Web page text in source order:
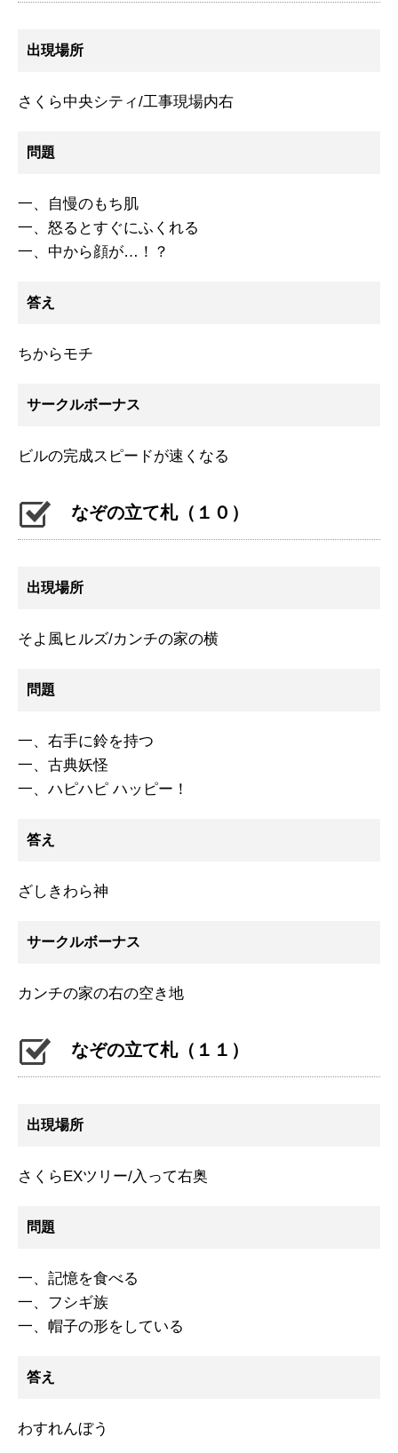
出現場所
さくら中央シティ/工事現場内右
問題
一、自慢のもち肌
一、怒るとすぐにふくれる
一、中から顔が…！？
答え
ちからモチ
サークルボーナス
ビルの完成スピードが速くなる
なぞの立て札（１０）
出現場所
そよ風ヒルズ/カンチの家の横
問題
一、右手に鈴を持つ
一、古典妖怪
一、ハピハピ ハッピー！
答え
ざしきわら神
サークルボーナス
カンチの家の右の空き地
なぞの立て札（１１）
出現場所
さくらEXツリー/入って右奥
問題
一、記憶を食べる
一、フシギ族
一、帽子の形をしている
答え
わすれんぼう